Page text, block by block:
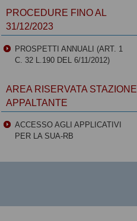
PROCEDURE FINO AL
31/12/2023
PROSPETTI ANNUALI (ART. 1
C. 32 L.190 DEL 6/11/2012)
AREA RISERVATA STAZIONE
APPALTANTE
ACCESSO AGLI APPLICATIVI
PER LA SUA-RB